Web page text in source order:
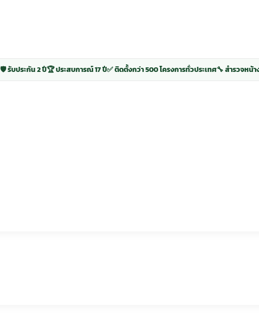
🛡️ รับประกัน 2 ปี🏆 ประสบการณ์ 17 ปี✅ ติดตั้งกว่า 500 โครงการทั่วประเทศ🔧 สำรวจหน้